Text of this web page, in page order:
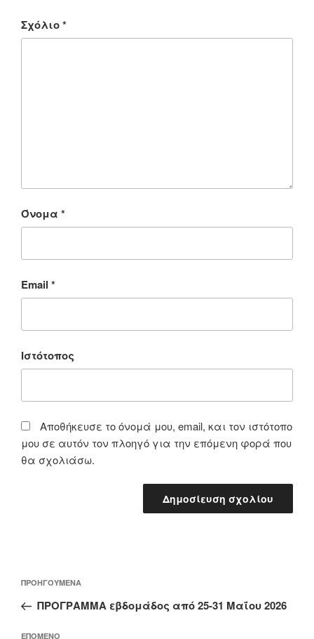
Σχόλιο*
Όνομα *
Email *
Ιστότοπος
Αποθήκευσε το όνομά μου, email, και τον ιστότοπο
μου σε αυτόν τον πλοηγό για την επόμενη φορά που
θα σχολιάσω.
άρθρων
Προηγούμενο
άρθρο
ΠΡΟΗΓΟΎΜΕΝΑ
ΠΡΟΓΡΑΜΜΑ εβδομάδος από 25-31 Μαΐου 2026
ΕΠΌΜΕΝΟ